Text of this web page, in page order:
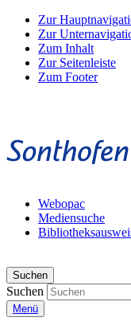
Zur
Zur
Zum Inhalt
Zur Seitenleiste
Zum Footer
Webopac
Mediensuche
Suchen
Suchen
Menü